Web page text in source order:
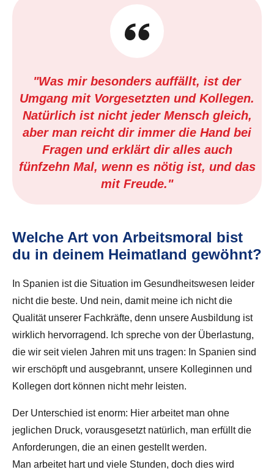
"Was mir besonders auffällt, ist der
Umgang mit Vorgesetzten und Kollegen.
Natürlich ist nicht jeder Mensch gleich,
aber man reicht dir immer die Hand bei
Fragen und erklärt dir alles auch
fünfzehn Mal, wenn es nötig ist, und das
mit Freude."
Welche Art von Arbeitsmoral bist
du in deinem Heimatland gewöhnt?
In Spanien ist die Situation im Gesundheitswesen leider
nicht die beste. Und nein, damit meine ich nicht die
Qualität unserer Fachkräfte, denn unsere Ausbildung ist
wirklich hervorragend. Ich spreche von der Überlastung,
die wir seit vielen Jahren mit uns tragen: In Spanien sind
wir erschöpft und ausgebrannt, unsere Kolleginnen und
Kollegen dort können nicht mehr leisten.
Der Unterschied ist enorm: Hier arbeitet man ohne
jeglichen Druck, vorausgesetzt natürlich, man erfüllt die
Anforderungen, die an einen gestellt werden.
Man arbeitet hart und viele Stunden, doch dies wird